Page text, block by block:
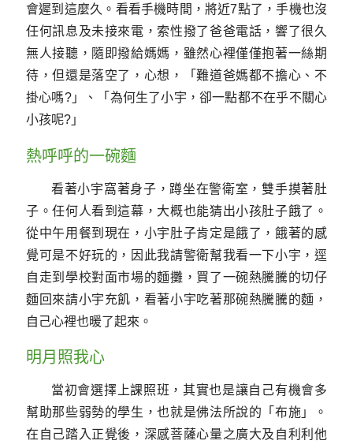
會遲到這麼久。看看手機時間，將近7點了，手機也沒
任何訊息及未接來電，索性撥了爸爸電話，響了很久
無人接聽，隨即撥給媽媽，雖然心裡僅僅抱著一絲期
待，但還是落空了，心想，「難道爸媽都不擔心、不
掛心嗎?」、「為何生了小宇，卻一點都不在乎不關心
小孩呢?」
熱呼呼的一碗麵
看著小宇窩著身子，蹲坐在警衛室，雙手摸著肚
子。任何人看到這幕，大概也能猜出小孩肚子餓了。
從中午用餐到現在，小宇肚子肯定是餓了，餓著的感
覺可是不好玩的，因此我請警衛幫我看一下小宇，逕
自走到學校對面市場的麵攤，買了一碗熱騰騰的切仔
麵回來請小宇充飢，看著小宇吃著那碗熱騰騰的麵，
自己心裡也暖了起來。
明月照我心
當初會選擇上課照班，其實也是讓自己有機會多
幫助那些弱勢的學生，也就是佛法所說的「布施」。
在自己踏入正覺後，深感菩薩心量之廣大及自利利他